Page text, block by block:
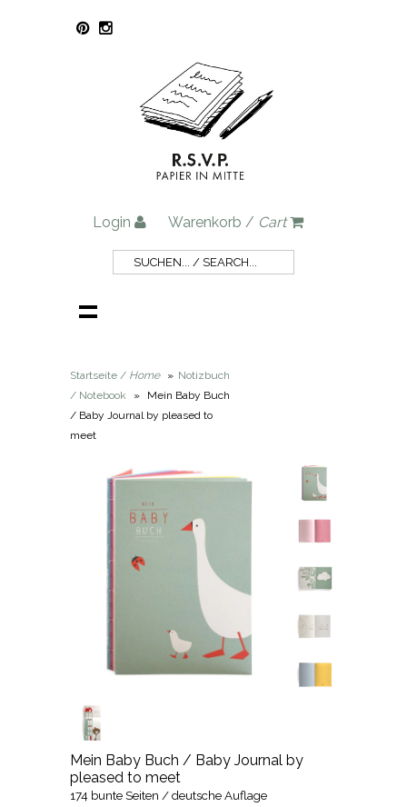
Login Warenkorb / Cart
Startseite / Home » Notizbuch
/ Notebook
»
Mein Baby Buch
/ Baby Journal by pleased to
meet
Mein Baby Buch / Baby Journal by
pleased to meet
174 bunte Seiten / deutsche Auflage